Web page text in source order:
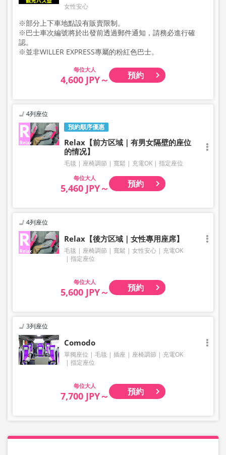
女性安心
※部分上下車地點設有販賣限制。
※巴士車次編號將於出發前透過郵件通知，請務必進行確
認。
※並非WILLER EXPRESS專屬的粉紅色巴士。
大人
4,600 JPY～ 預約
預約順序優惠
4列座位
Relax【前方区域｜有男女隔壁的座位
的情况】
毛毯 座椅調節 寬鬆 充電OK 指定座位
大人
5,460 JPY～ 預約
4列座位
Relax【後方区域｜女性專用座席】
毛毯 座椅調節 寬鬆 女性安心
充電OK
指定座位
大人
5,600 JPY～ 預約
3列座位
Comodo
單獨座位 毛毯 插座 座椅調節
充電OK
指定座位
大人
7,700 JPY～ 預約